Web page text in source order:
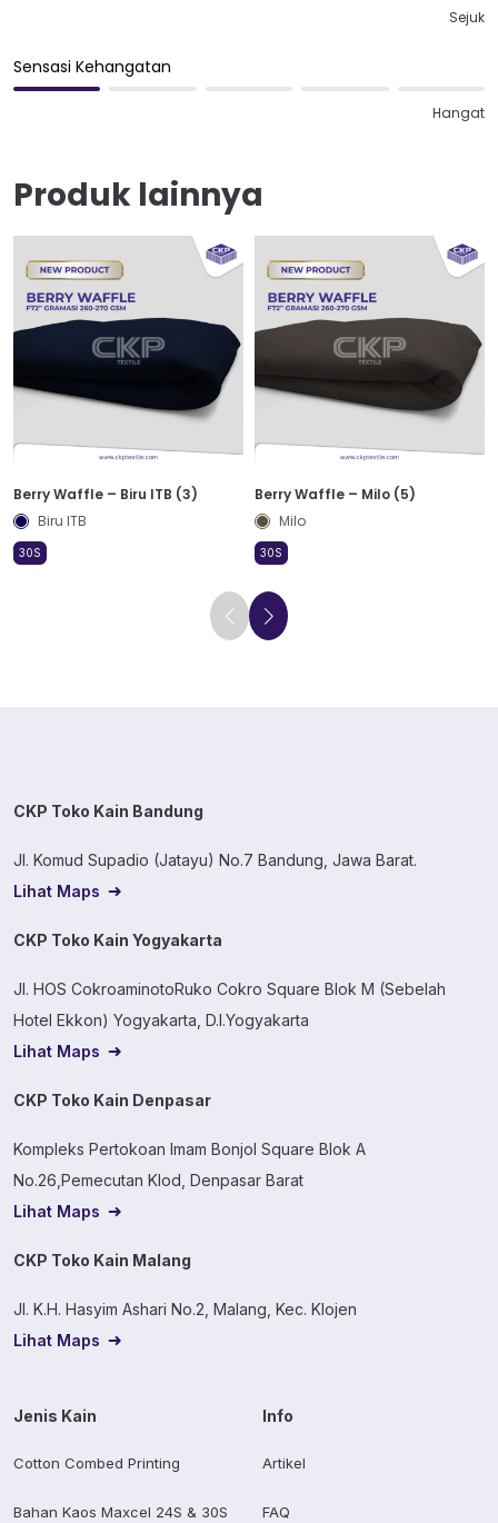
Sejuk
Sensasi Kehangatan
Hangat
Produk lainnya
Berry Waffle – Biru ITB (3)
Biru ITB
30S
Berry Waffle – Milo (5)
Milo
30S
CKP Toko Kain Bandung
Jl. Komud Supadio (Jatayu) No.7 Bandung, Jawa Barat.
Lihat Maps
CKP Toko Kain Yogyakarta
Jl. HOS CokroaminotoRuko Cokro Square Blok M (Sebelah
Hotel Ekkon) Yogyakarta, D.I.Yogyakarta
Lihat Maps
CKP Toko Kain Denpasar
Kompleks Pertokoan Imam Bonjol Square Blok A
No.26,Pemecutan Klod, Denpasar Barat
Lihat Maps
CKP Toko Kain Malang
Jl. K.H. Hasyim Ashari No.2, Malang, Kec. Klojen
Lihat Maps
Jenis Kain
Cotton Combed Printing
Bahan Kaos Maxcel 24S & 30S
Info
Artikel
FAQ